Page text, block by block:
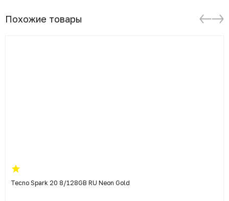
Похожие товары
Tecno Spark 20 8/128GB RU Neon Gold